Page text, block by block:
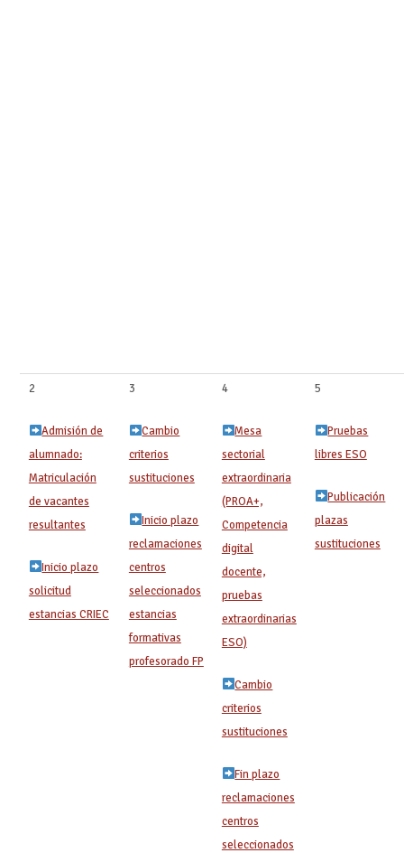
2
Admisión de
alumnado:
Matriculación
de vacantes
resultantes
Inicio plazo
solicitud
estancias CRIEC
3
Cambio
criterios
sustituciones
Inicio plazo
reclamaciones
centros
seleccionados
estancias
formativas
profesorado FP
4
Mesa
sectorial
extraordinaria
(PROA+,
Competencia
digital
docente,
pruebas
extraordinarias
ESO)
Cambio
criterios
sustituciones
Fin plazo
reclamaciones
centros
seleccionados
5
Pruebas
libres ESO
Publicación
plazas
sustituciones